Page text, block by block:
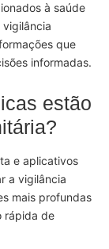
à saúde
que
informadas.
estão
e aplicativos
a vigilância
mais profundas
rápida de